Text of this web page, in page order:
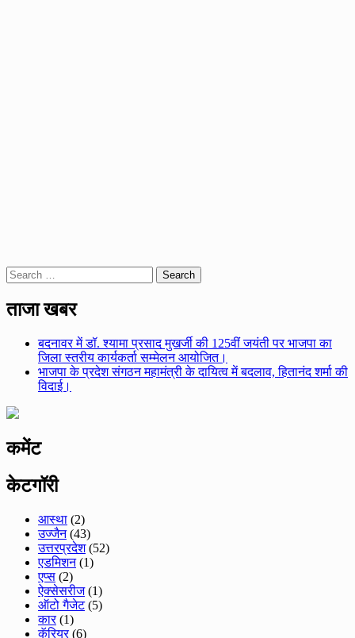
Search
for:
ताजा खबर
बदनावर में डॉ. श्यामा प्रसाद मुखर्जी की 125वीं जयंती पर भाजपा का
जिला स्तरीय कार्यकर्ता सम्मेलन आयोजित।
भाजपा के प्रदेश संगठन महामंत्री के दायित्व में बदलाव, हितानंद शर्मा की
विदाई।
कमेंट
केटगॉरी
आस्था (2)
उज्जैन(43)
उत्तरप्रदेश(52)
एडमिशन(1)
एप्स (2)
ऐक्सेसरीज(1)
ऑटो गैजेट(5)
कार(1)
कॅरियर(6)